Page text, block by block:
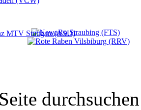
Seite durchsuchen